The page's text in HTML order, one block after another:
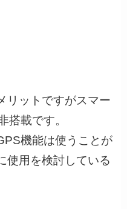
リットですがスマー
搭載です。
機能は使うことが
使用を検討している